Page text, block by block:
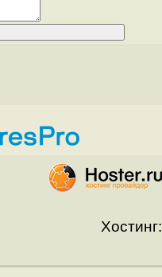
Хостинг: